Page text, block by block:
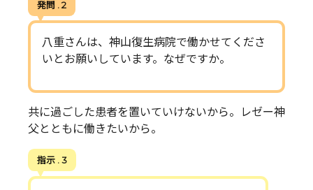
発問 . 2
八重さんは、神山復生病院で働かせてくださ
いとお願いしています。なぜですか。
共に過ごした患者を置いていけないから。レゼー神
父とともに働きたいから。
指示 . 3